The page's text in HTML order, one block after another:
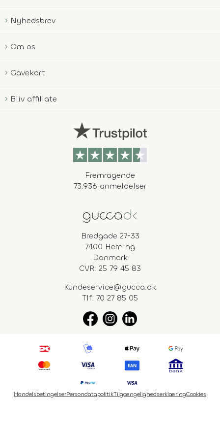
Nyhedsbrev
Om os
Gavekort
Bliv affiliate
Fremragende
73.936 anmeldelser
Bredgade 27-33
7400 Herning
Danmark
CVR: 25 79 45 83
Kundeservice@gucca.dk
Tlf: 70 27 85 05
HandelsbetingelserPersondatapolitikTilgængelighedserklæringCookies